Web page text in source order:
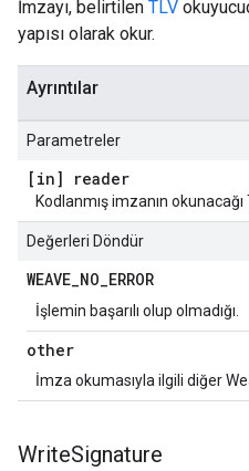
İmzayı, belirtilen TLV
yapısı olarak okur.
Ayrıntılar
Parametreler
[in] reader
Kodlanmış imzanın
Değerleri Döndür
WEAVE_NO_ERROR
İşlemin başarılı olup olmadığı.
other
İmza okumasıyla ilgili diğer
WriteSignature